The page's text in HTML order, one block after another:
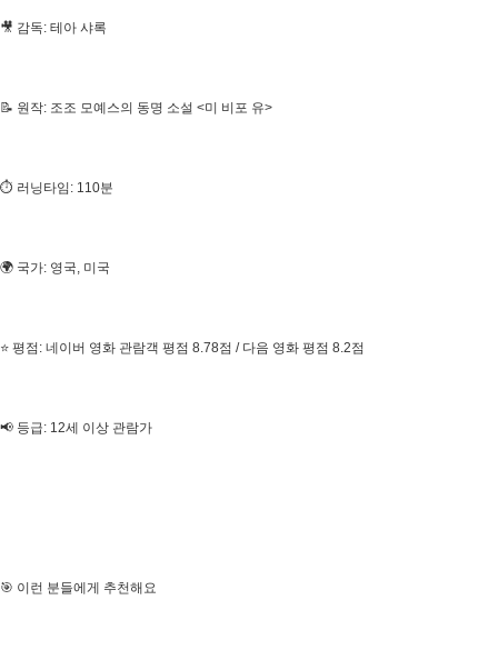
🎥 감독: 테아 샤록
📝 원작: 조조 모예스의 동명 소설 <미 비포 유>
⏱ 러닝타임: 110분
🌍 국가: 영국, 미국
⭐ 평점: 네이버 영화 관람객 평점 8.78점 / 다음 영화 평점 8.2점
📢 등급: 12세 이상 관람가
🎯 이런 분들에게 추천해요